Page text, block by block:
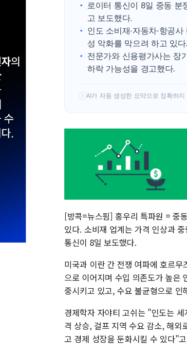
로이터 통신이 8일 중동 분
고 보도했다.
인도 소비재·자동차·항공
성 악화를 막으려 하고 있다.
전문가와 신용평가사는 장
하락 가능성을 경고했다.
! AI가 자동 생성한 요약으로 정확하
[방콕=뉴스핌] 홍우리 특파원 = 중
있다. 소비재 업계는 가격 인상과
통신이 8일 보도했다.
미국과 이란 간 전쟁 여파에 호르
으로 이어지며 수입 의존도가 높은
중시키고 있고, 수요 불균형으로
경제학자 자야티 고쉬는 "인도는
격 상승, 걸프 지역 수요 감소, 해외
고 경제 성장을 둔화시킬 수 있다"